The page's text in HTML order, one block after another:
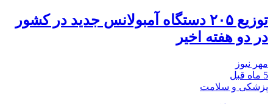
توزیع ۲۰۵ دستگاه آمبولانس جدید در کشور
در دو هفته اخیر
مهر نیوز
5 ماه قبل
پزشکی و سلامت